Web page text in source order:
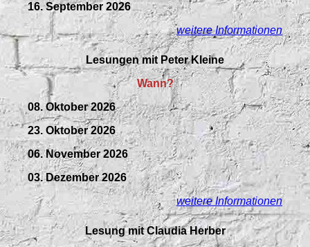
16. September 2026
weitere Informationen
Lesungen mit Peter Kleine
Wann?
08. Oktober 2026
23. Oktober 2026
06. November 2026
03. Dezember 2026
weitere Informationen
Lesung mit Claudia Herber